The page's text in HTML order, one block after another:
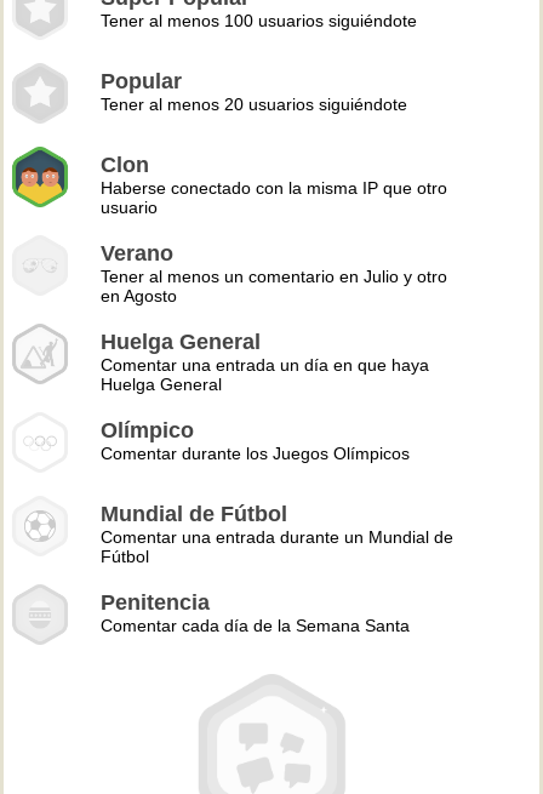
Tener al menos 100 usuarios siguiéndote
Popular
Tener al menos 20 usuarios siguiéndote
Clon
Haberse conectado con la misma IP que otro
usuario
Verano
Tener al menos un comentario en Julio y otro
en Agosto
Huelga General
Comentar una entrada un día en que haya
Huelga General
Olímpico
Comentar durante los Juegos Olímpicos
Mundial de Fútbol
Comentar una entrada durante un Mundial de
Fútbol
Penitencia
Comentar cada día de la Semana Santa